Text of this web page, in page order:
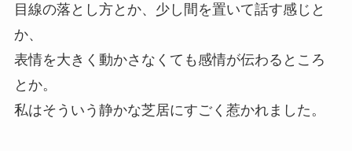
目線の落とし方とか、少し間を置いて話す感じと
か、
表情を大きく動かさなくても感情が伝わるところ
とか。
私はそういう静かな芝居にすごく惹かれました。